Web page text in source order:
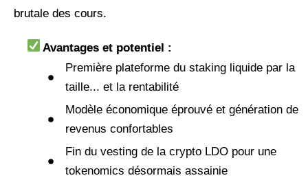
brutale des cours.
Avantages et potentiel :
Première plateforme du staking liquide par la
taille... et la rentabilité
Modèle économique éprouvé et génération de
revenus confortables
Fin du vesting de la crypto LDO pour une
tokenomics désormais assainie